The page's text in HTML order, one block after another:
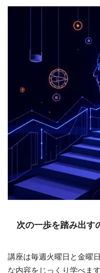
次の一歩を踏み出す
講座は毎週火曜日と金曜
な内容をじっくり学べま